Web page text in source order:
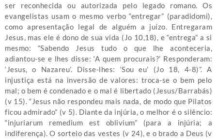
ser reconhecida ou autorizada pelo legado romano. Os
evangelistas usam o mesmo verbo “entregar” (paradidomi),
como apresentação legal de alguém a juízo. Entregaram
Jesus, mas ele é dono de sua vida (Jo 10,18), e “entrega” a si
mesmo: “Sabendo Jesus tudo o que lhe aconteceria,
adiantou-se e lhes disse: ‘A quem procurais?’ Responderam:
‘Jesus, o Nazareu’. Disse-lhes: ‘Sou eu’ (Jo 18, 4-8)”. A
injustiça está na inversão de valores: troca-se o bem pelo
mal; o bem é condenado e o mal é libertado (Jesus/Barrabás)
(v 15). “Jesus não respondeu mais nada, de modo que Pilatos
ficou admirado” (v 5). Diante da injúria, o melhor é o silêncio:
“injuriarum remedium est oblivium” (para a injúria; a
indiferença). O sorteio das vestes (v 24), e o brado a Deus (v